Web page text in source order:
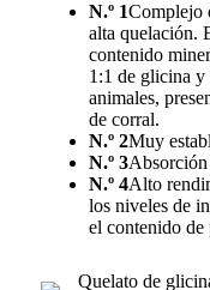
N.º 1Complejo
alta quelación.
contenido
1:1 de glicina y
animales,
de corral.
N.º 2Muy
N.º 3
N.º 4Alto
los niveles de
el contenido de